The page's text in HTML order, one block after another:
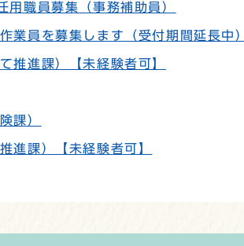
職員募集（事務補助員）
業員を募集します（受付期間延長中）
推進課）【未経験者可】
課）
進課）【未経験者可】